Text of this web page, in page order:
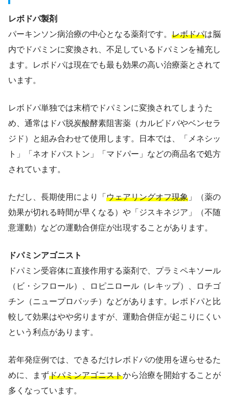
レボドパ製剤
パーキンソン病治療の中心となる薬剤です。 レボドパは脳
内でドパミンに変換され、不足しているドパミンを補充し
ます。レボドパは現在でも最も効果の高い治療薬とされて
います。
レボドパ単独では末梢でドパミンに変換されてしまうた
め、通常はドパ脱炭酸酵素阻害薬（カルビドパやベンセラ
ジド）と組み合わせて使用します。日本では、「メネシッ
ト」「ネオドパストン」「マドパー」などの商品名で処方
されています。
ただし、長期使用により「 ウェアリングオフ現象 」（薬の
効果が切れる時間が早くなる）や「ジスキネジア」（不随
意運動）などの運動合併症が出現することがあります。
ドパミンアゴニスト
ドパミン受容体に直接作用する薬剤で、プラミペキソール
（ビ・シフロール）、ロピニロール（レキップ）、ロチゴ
チン（ニュープロパッチ）などがあります。レボドパと比
較して効果はやや劣りますが、運動合併症が起こりにくい
という利点があります。
若年発症例では、できるだけレボドパの使用を遅らせるた
めに、まずドパミンアゴニストから治療を開始することが
多くなっています。